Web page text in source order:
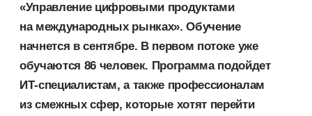
«Управление цифровыми продуктами
на международных рынках». Обучение
начнется в сентябре. В первом потоке уже
обучаются 86 человек. Программа подойдет
ИТ-специалистам, а также профессионалам
из смежных сфер, которые хотят перейти